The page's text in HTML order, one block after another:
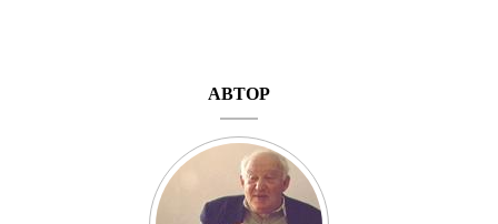
АВТОР